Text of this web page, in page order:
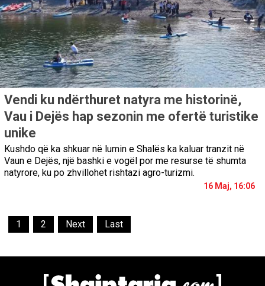
Vendi ku ndërthuret natyra me historinë,
Vau i Dejës hap sezonin me ofertë turistike
unike
Kushdo që ka shkuar në lumin e Shalës ka kaluar tranzit në
Vaun e Dejës, një bashki e vogël por me resurse të shumta
natyrore, ku po zhvillohet rishtazi agro-turizmi.
16 Maj, 16:06
1 2 Next Last